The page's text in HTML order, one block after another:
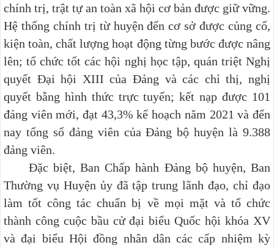
chính trị, trật tự an toàn xã hội cơ bản được giữ vững.
Hệ thống chính trị từ huyện đến cơ sở được củng cố,
kiện toàn, chất lượng hoạt động từng bước được nâng
lên;tổ chức tốt các hội nghị học tập, quán triệt Nghị
quyết Đại hội XIII của Đảng và các chỉ thị, nghị
quyết bằng hình thức trực tuyến;kết nạp được 101
đảng viên mới, đạt 43,3% kế hoạch năm 2021 và đến
nay tổng số đảng viên của Đảng bộ huyện là 9.388
đảng viên.
Đặc biệt, Ban Chấp hành Đảng bộ huyện, Ban
Thường vụ Huyện ủy đã tập trung lãnh đạo, chỉ đạo
làm tốt công tác chuẩn bị về mọi mặt và tổ chức
thành công cuộc bầu cử đại biểu Quốc hội khóa XV
và đại biểu Hội đồng nhân dân các cấp nhiệm kỳ